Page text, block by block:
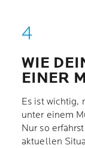
WIE
EINER
Es ist wichtig,
unter einem
Nur so
aktuellen